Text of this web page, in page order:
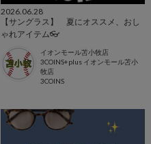
2026.06.28
【サングラス】 夏にオススメ、おし
ゃれアイテム👓
イオンモール苫小牧店
3COINS+plus イオンモール苫小
牧店
3COINS